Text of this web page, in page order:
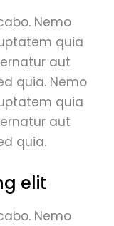
Nemo
quia
aut
quia. Nemo
quia
aut
quia.
elit
Nemo